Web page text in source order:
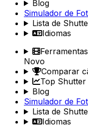
Blog
Simulador de
Lista de
Idiomas
Novo
Comparar
Top
Blog
Simulador de
Lista de
Idiomas